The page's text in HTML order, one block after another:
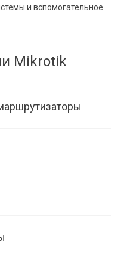
и вспомогательное
Mikrotik